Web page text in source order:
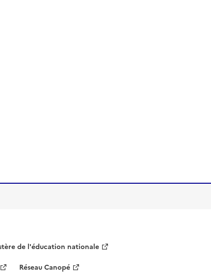
de l'éducation nationale
Réseau Canopé